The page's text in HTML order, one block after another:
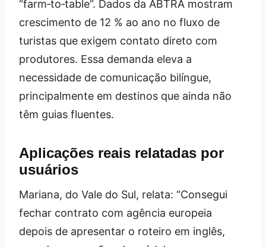
“farm‑to‑table”. Dados da ABTRA mostram
crescimento de 12 % ao ano no fluxo de
turistas que exigem contato direto com
produtores. Essa demanda eleva a
necessidade de comunicação bilíngue,
principalmente em destinos que ainda não
têm guias fluentes.
Aplicações reais relatadas por
usuários
Mariana, do Vale do Sul, relata: “Consegui
fechar contrato com agência europeia
depois de apresentar o roteiro em inglês,